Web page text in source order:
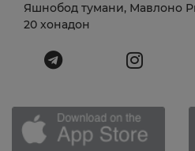
Яшнобод тумани, Мавлоно
20 хонадон